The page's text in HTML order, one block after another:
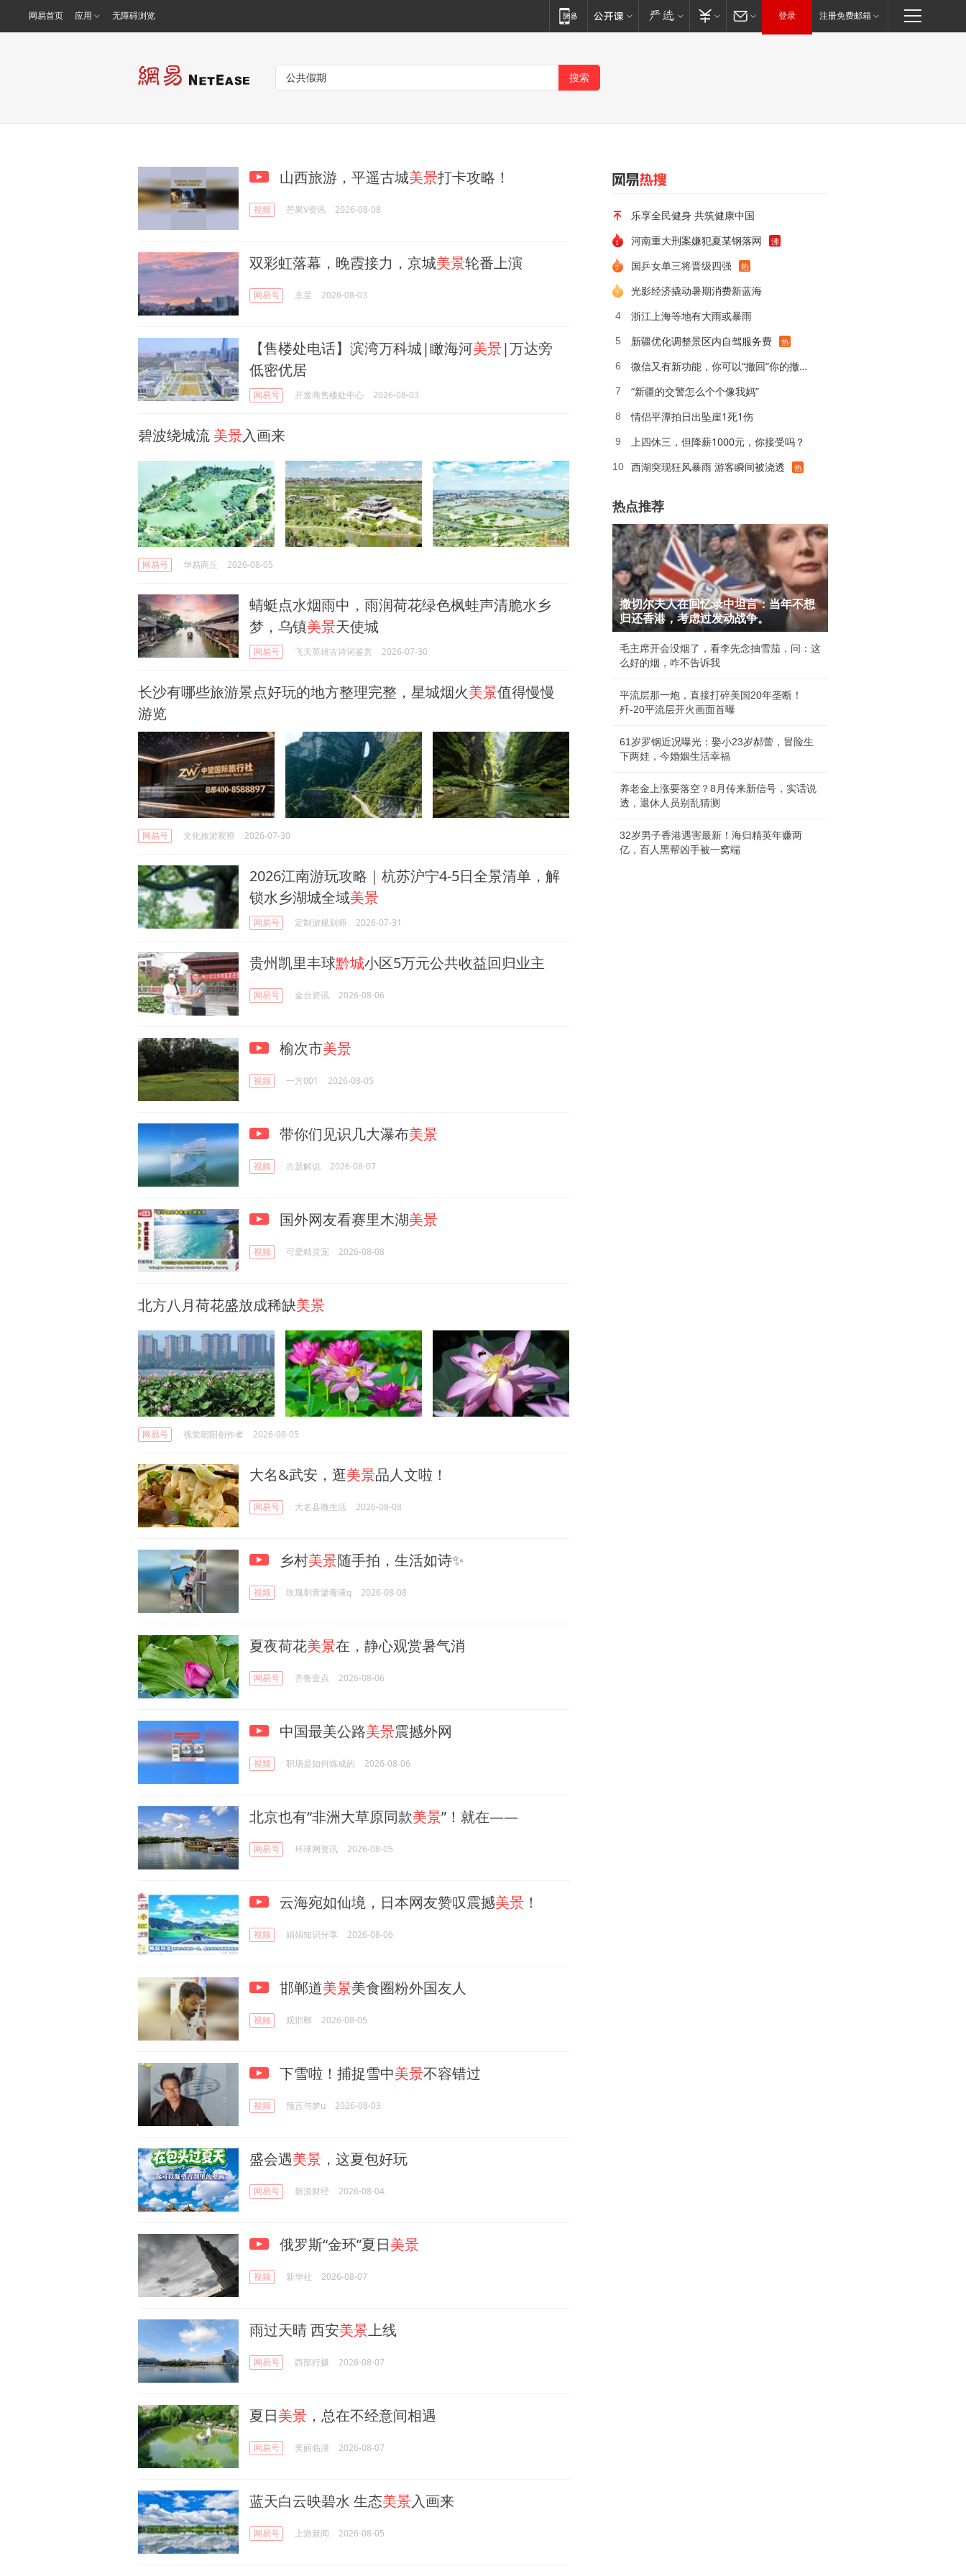
网易首页 应用 无障碍浏览 登录 注册免费邮箱
山西旅游，平遥古城美景打卡攻略！
视频 芒果V资讯 2026-08-08
双彩虹落幕，晚霞接力，京城美景轮番上演
网易号 京呈 2026-08-03
【售楼处电话】滨湾万科城|瞰海河美景|万达旁
低密优居
网易号 开发商售楼处中心 2026-08-03
碧波绕城流 美景入画来
网易号 华易商丘 2026-08-05
蜻蜓点水烟雨中，雨润荷花绿色枫蛙声清脆水乡
梦，乌镇美景天使城
网易号 飞天英雄古诗词鉴赏 2026-07-30
长沙有哪些旅游景点好玩的地方整理完整，星城烟火美景值得慢慢
游览
网易号 文化旅游观察 2026-07-30
2026江南游玩攻略｜杭苏沪宁4-5日全景清单，解
锁水乡湖城全域美景
网易号 定制游规划师 2026-07-31
贵州凯里丰球黔城小区5万元公共收益回归业主
网易号 金台资讯 2026-08-06
榆次市美景
视频 一方001 2026-08-05
带你们见识几大瀑布美景
视频 古瑟解说 2026-08-07
国外网友看赛里木湖美景
视频 可爱精灵宠 2026-08-08
北方八月荷花盛放成稀缺美景
网易号 视觉朝阳创作者 2026-08-05
大名&武安，逛美景品人文啦！
网易号 大名县微生活 2026-08-08
乡村美景随手拍，生活如诗✨
视频 玫瑰刺青渗毒液q 2026-08-08
夏夜荷花美景在，静心观赏暑气消
网易号 齐鲁壹点 2026-08-06
中国最美公路美景震撼外网
视频 职场是如何炼成的 2026-08-06
北京也有“非洲大草原同款美景”！就在——
网易号 环球网资讯 2026-08-05
云海宛如仙境，日本网友赞叹震撼美景 ！
视频 娟娟知识分享 2026-08-06
邯郸道美景美食圈粉外国友人
视频 观邯郸 2026-08-05
下雪啦！捕捉雪中美景不容错过
视频 预言与梦u 2026-08-03
盛会遇美景 ，这夏包好玩
网易号 新浪财经 2026-08-04
俄罗斯“金环”夏日美景
视频 新华社 2026-08-07
雨过天晴 西安美景上线
网易号 西部行摄 2026-08-07
夏日美景 ，总在不经意间相遇
网易号 美丽临潼 2026-08-07
蓝天白云映碧水 生态美景入画来
网易号 上游新闻 2026-08-05
乐享全民健身 共筑健康中国
1
河南重大刑案嫌犯夏某钢落网 沸
2
国乒女单三将晋级四强 热
3
光影经济撬动暑期消费新蓝海
4 浙江上海等地有大雨或暴雨
5 新疆优化调整景区内自驾服务费 热
6 微信又有新功能，你可以“撤回”你的撤回了！
7 “新疆的交警怎么个个像我妈”
8 情侣平潭拍日出坠崖1死1伤
9 上四休三，但降薪1000元，你接受吗？
10 西湖突现狂风暴雨 游客瞬间被浇透 热
热点推荐
撒切尔夫人在回忆录中坦言：当年不想
归还香港，考虑过发动战争。
毛主席开会没烟了，看李先念抽雪茄，问：这
么好的烟，咋不告诉我
平流层那一炮，直接打碎美国20年垄断！
歼-20平流层开火画面首曝
61岁罗钢近况曝光：娶小23岁郝蕾，冒险生
下两娃，今婚姻生活幸福
养老金上涨要落空？8月传来新信号，实话说
透，退休人员别乱猜测
32岁男子香港遇害最新！海归精英年赚两
亿，百人黑帮凶手被一窝端